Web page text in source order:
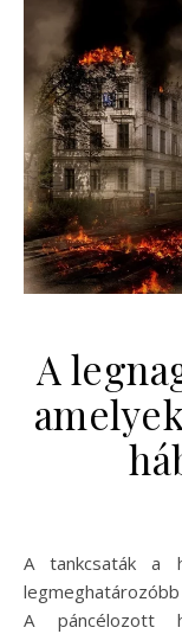
A
A tankcsaták a hadviselés egyik leglátványosabb és
A páncélozott